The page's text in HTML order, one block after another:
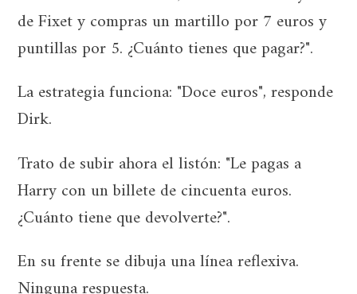
de Fixet y compras un martillo por 7 euros y
puntillas por 5. ¿Cuánto tienes que pagar?".
La estrategia funciona: "Doce euros", responde
Dirk.
Trato de subir ahora el listón: "Le pagas a
Harry con un billete de cincuenta euros.
¿Cuánto tiene que devolverte?".
En su frente se dibuja una línea reflexiva.